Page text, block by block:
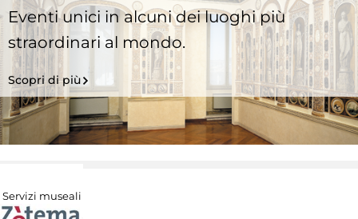
Eventi unici in alcuni dei luoghi più
straordinari al mondo.
Scopri di più
Servizi museali